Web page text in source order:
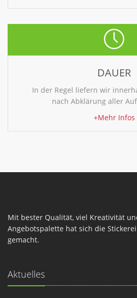
DAUER
In der Regel liefern wir
nach Abklärung aller
+Mehr Infos
Mit bester Qualität, viel Kreativität
Angebotspalette hat sich die
gemacht.
Aktuelles